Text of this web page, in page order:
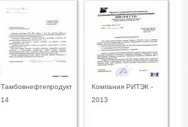
Тамбовнефтепродукт
14
Компания РИТЭК -
2013